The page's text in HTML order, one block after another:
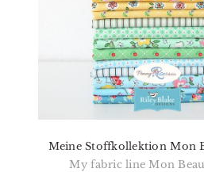
Meine Stoffkollektion Mon
My fabric line Mon